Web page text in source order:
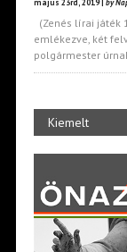
(Zenés lírai játék
emlékezve, két
polgármester
Kiemelt